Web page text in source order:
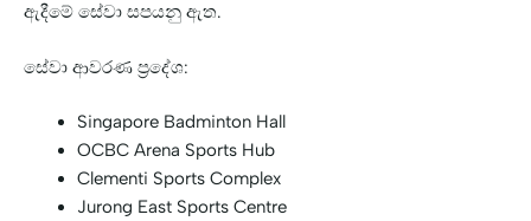
ඇදීමේ සේවා සපයනු ඇත.
සේවා ආවරණ ප්‍රදේශ:
Singapore Badminton Hall
OCBC Arena Sports Hub
Clementi Sports Complex
Jurong East Sports Centre